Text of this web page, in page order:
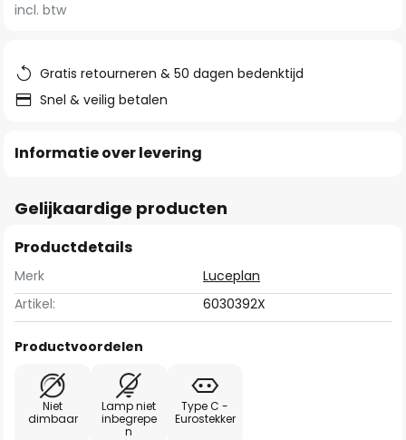
van
afbeeldingen-
gallerij
incl. btw
Gratis retourneren & 50 dagen bedenktijd
Snel & veilig betalen
Informatie over levering
Gelijkaardige producten
Productdetails
Merk
Luceplan
Artikel:
6030392X
Productvoordelen
Niet
dimbaar
Lamp niet
inbegrepe
n
Type C -
Eurostekker